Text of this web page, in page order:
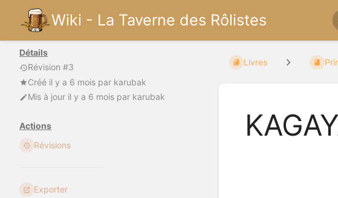
Wiki - La Taverne des Rôlistes
Détails
Révision #3
Créé il y a 6 mois par karubak
Mis à jour il y a 6 mois par karubak
Actions
Révisions
Exporter
Livres